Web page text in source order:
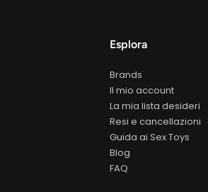
Esplora
Brands
Il mio account
La mia lista desideri
Resi e cancellazioni
Guida ai Sex Toys
Blog
FAQ